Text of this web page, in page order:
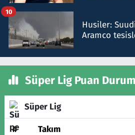
Husiler:
Aramco
10
Süper Lig Puan
Süper Lig
# Takım